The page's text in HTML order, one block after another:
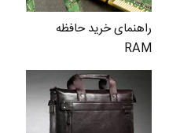
راهنمای خرید حافظه
RAM